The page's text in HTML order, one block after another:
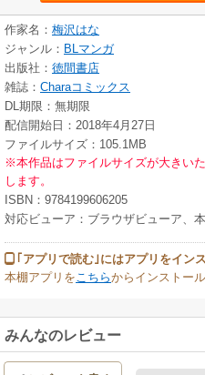
作家名： 梅沢はな
ジャンル： BLマンガ
出版社： 徳間書店
雑誌： Charaコミックス
DL期限：無期限
配信開始日：2018年4月27日
ファイルサイズ：105.1MB
※本作品はファイルサイズが大きい
します。
ISBN：9784199606205
対応ビューア：ブラウザビューア、
｢アプリで読む｣にはアプリをイン
本棚アプリをこちらからインストー
みんなのレビュー